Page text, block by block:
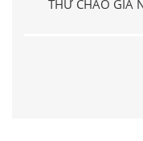
THƯ CHÀO GIÁ